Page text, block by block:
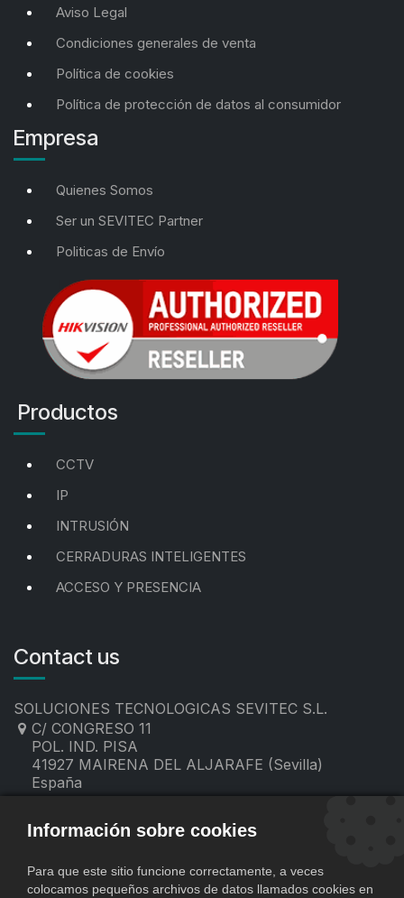
Aviso Legal
Condiciones generales de venta
Política de cookies
Política de protección de datos al consumidor
Empresa
Quienes Somos
Ser un SEVITEC Partner
Politicas de Envío
Productos
CCTV
IP
INTRUSIÓN
CERRADURAS INTELIGENTES
ACCESO Y PRESENCIA
Contact us
SOLUCIONES TECNOLOGICAS SEVITEC S.L.
C/ CONGRESO 11
POL. IND. PISA
41927 MAIRENA DEL ALJARAFE (Sevilla)
España
contacto@sevitec.es
Información sobre cookies
Para que este sitio funcione correctamente, a veces
colocamos pequeños archivos de datos llamados cookies en